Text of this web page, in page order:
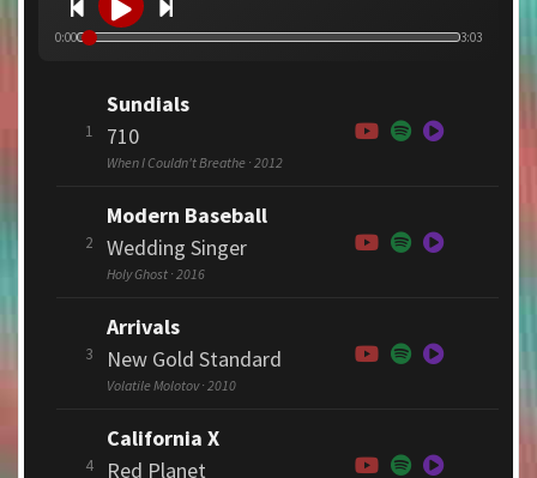
0:00 3:03
1
Sundials
710
When I Couldn't Breathe · 2012
2
Modern Baseball
Wedding Singer
Holy Ghost · 2016
3
Arrivals
New Gold Standard
Volatile Molotov · 2010
4
California X
Red Planet